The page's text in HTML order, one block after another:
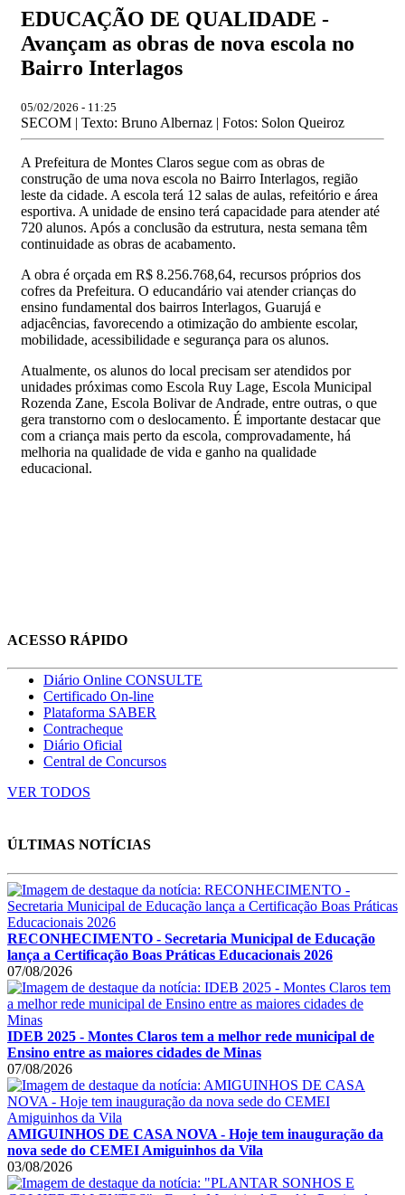
EDUCAÇÃO DE QUALIDADE -
Avançam as obras de nova escola no
Bairro Interlagos
05/02/2026 - 11:25
SECOM | Texto: Bruno Albernaz | Fotos: Solon Queiroz
A Prefeitura de Montes Claros segue com as obras de
construção de uma nova escola no Bairro Interlagos, região
leste da cidade. A escola terá 12 salas de aulas, refeitório e área
esportiva. A unidade de ensino terá capacidade para atender até
720 alunos. Após a conclusão da estrutura, nesta semana têm
continuidade as obras de acabamento.
A obra é orçada em R$ 8.256.768,64, recursos próprios dos
cofres da Prefeitura. O educandário vai atender crianças do
ensino fundamental dos bairros Interlagos, Guarujá e
adjacências, favorecendo a otimização do ambiente escolar,
mobilidade, acessibilidade e segurança para os alunos.
Atualmente, os alunos do local precisam ser atendidos por
unidades próximas como Escola Ruy Lage, Escola Municipal
Rozenda Zane, Escola Bolivar de Andrade, entre outras, o que
gera transtorno com o deslocamento. É importante destacar que
com a criança mais perto da escola, comprovadamente, há
melhoria na qualidade de vida e ganho na qualidade
educacional.
ACESSO RÁPIDO
Diário Online CONSULTE
Certificado On-line
Plataforma SABER
Contracheque
Diário Oficial
Central de Concursos
VER TODOS
ÚLTIMAS NOTÍCIAS
RECONHECIMENTO - Secretaria Municipal de Educação
lança a Certificação Boas Práticas Educacionais 2026
07/08/2026
IDEB 2025 - Montes Claros tem a melhor rede municipal de
Ensino entre as maiores cidades de Minas
07/08/2026
AMIGUINHOS DE CASA NOVA - Hoje tem inauguração da
nova sede do CEMEI Amiguinhos da Vila
03/08/2026